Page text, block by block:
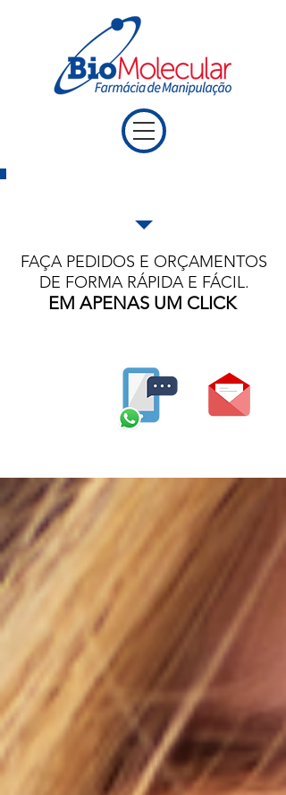
FAÇA PEDIDOS E ORÇAMENTOS
DE FORMA RÁPIDA E FÁCIL.
EM APENAS UM CLICK